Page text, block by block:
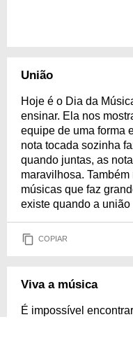
União
Hoje é o Dia da
ensinar. Ela nos
equipe de uma forma
nota tocada sozinha
quando juntas, as
maravilhosa.
músicas que faz
existe quando a união
COPIAR
Viva a música
É impossível